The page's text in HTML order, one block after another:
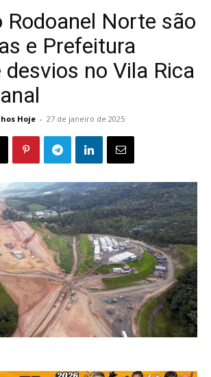
Rodoanel Norte são
e Prefeitura
no Vila Rica
Hoje - 27 de janeiro de 2025